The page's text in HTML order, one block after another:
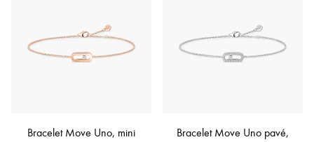
Bracelet Move Uno, mini
Bracelet Move Uno pavé,